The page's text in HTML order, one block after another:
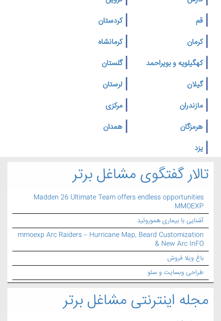
قم
کردستان
کرمان
کرمانشاه
کهگیلویه و بویراحمد
گلستان
گیلان
لرستان
مازندران
مرکزی
هرمزگان
همدان
یزد
تالار گفتگوی مشاغل برتر
Madden 26 Ultimate Team offers endless opportunities
MMOEXP
آشنایی با بیماری هموروئید
mmoexp Arc Raiders – Hurricane Map, Beard Customization
& New Arc InFO
باغ ویلا فروش
طراحی وبسایت و سئو
مجله اینترنتی مشاغل برتر